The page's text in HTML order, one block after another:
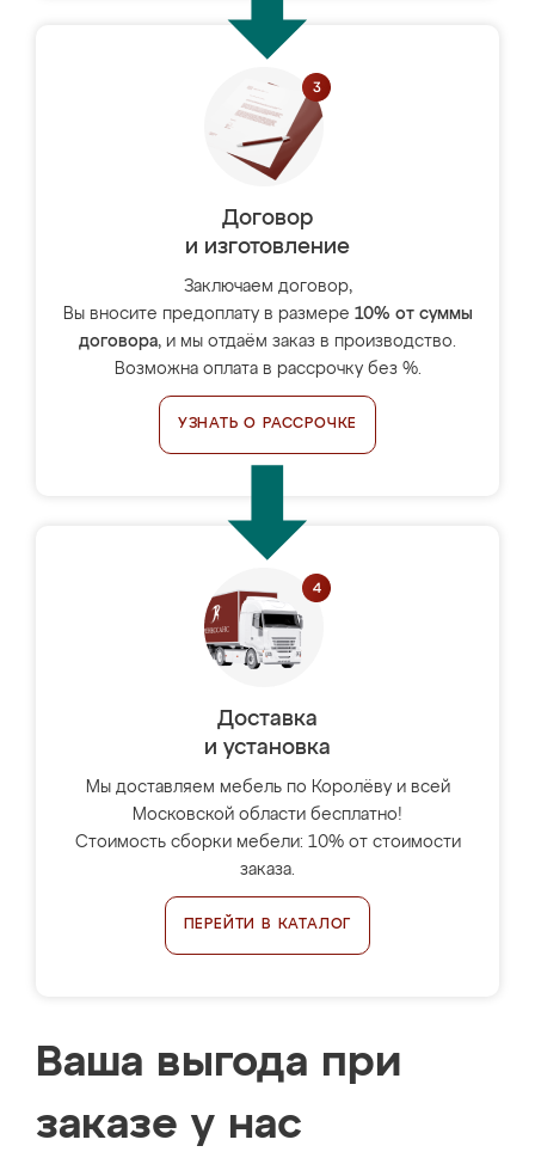
Договор
и изготовление
Заключаем договор,
Вы вносите предоплату в размере 10% от суммы
договора, и мы отдаём заказ в производство.
Возможна оплата в рассрочку без %.
УЗНАТЬ О РАССРОЧКЕ
Доставка
и установка
Мы доставляем мебель по Королёву и всей
Московской области бесплатно!
Стоимость сборки мебели: 10% от стоимости
заказа.
ПЕРЕЙТИ В КАТАЛОГ
Ваша выгода при
заказе у нас